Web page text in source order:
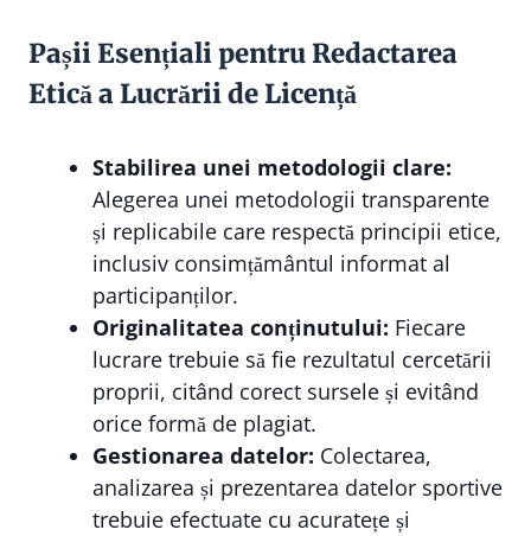
Pașii Esențiali pentru Redactarea
Etică a Lucrării de Licență
Stabilirea unei metodologii clare:
Alegerea unei metodologii transparente
și replicabile care respectă principii etice,
inclusiv consimțământul informat al
participanților.
Originalitatea conținutului: Fiecare
lucrare trebuie să fie rezultatul cercetării
proprii, citând corect sursele și evitând
orice formă de plagiat.
Gestionarea datelor: Colectarea,
analizarea și prezentarea datelor sportive
trebuie efectuate cu acuratețe și